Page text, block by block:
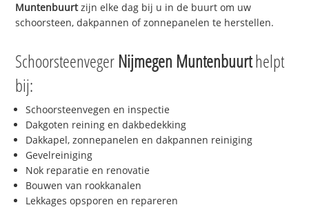
Muntenbuurtzijn elke dag bij u in de buurt om uw
schoorsteen, dakpannen of zonnepanelen te herstellen.
Schoorsteenveger Nijmegen Muntenbuurthelpt
bij:
Schoorsteenvegen en inspectie
Dakgoten reining en dakbedekking
Dakkapel, zonnepanelen en dakpannen reiniging
Gevelreiniging
Nok reparatie en renovatie
Bouwen van rookkanalen
Lekkages opsporen en repareren